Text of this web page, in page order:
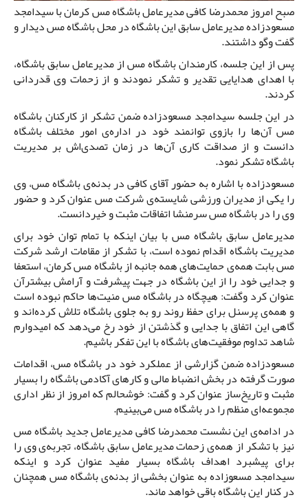
صبح امروز محمدرضا کافی مدیرعامل باشگاه مس کرمان با سیدامجد
مسعودزاده مدیرعامل سابق این باشگاه در محل باشگاه مس دیدار و
گفت وگو داشتند.
پس از این جلسه، کارمندان باشگاه مس از مدیرعامل سابق باشگاه،
با اهدای هدایایی تقدیر و تشکر نمودند و از زحمات وی قدردانی
کردند.
در این جلسه سیدامجد مسعودزاده ضمن تشکر از کارکنان باشگاه
مس آن‌ها را بازوی توانمند خود در اداره‌ی امور مختلف باشگاه
دانست و از صداقت کاری آن‌ها در زمان تصدی‌اش بر مدیریت
باشگاه تشکر نمود.
مسعودزاده با اشاره به حضور آقای کافی در بدنه‌ی باشگاه مس، وی
را یکی از مدیران ورزشی شایسته‌ی شرکت مس عنوان کرد و حضور
وی را در باشگاه مس سرمنشا اتفاقات مثبت و خیردانست.
مدیرعامل سابق باشگاه مس با بیان اینکه با تمام توان خود برای
مدیریت باشگاه اقدام نموده است، با تشکر از مقامات ارشد شرکت
مس بابت همه‌ی حمایت‌های همه‌ جانبه از باشگاه مس کرمان، استعفا
و جدایی خود را از این باشگاه در جهت پیشرفت و آرامش بیشترآن
عنوان کرد وگفت: هیچگاه در باشگاه مس منیت‌ها حاکم نبوده است
و همه‌ی پرسنل برای حفظ روند رو به جلوی باشگاه تلاش کرده‌اند و
گاهی این اتفاق با جدایی و گذشتن از خود رخ می‌دهد که امیدوارم
شاهد تداوم موفقیت‌های باشگاه با این تفکر باشیم.
مسعودزاده ضمن گزارشی از عملکرد خود در باشگاه مس، اقدامات
صورت گرفته در بخش انضباط مالی و کارهای آکادمی باشگاه را بسیار
مثبت و تاریخ‌ساز عنوان کرد و گفت: خوشحالم که امروز از نظر اداری
مجموعه‌ای منظم را در باشگاه مس می‌بینیم.
در ادامه‌ی این نشست محمدرضا کافی مدیرعامل جدید باشگاه مس
نیز با تشکر از همه‌ی زحمات مدیرعامل سابق باشگاه، تجربه‌ی وی را
برای پیشبرد اهداف باشگاه بسیار مفید عنوان کرد و اینکه
سیدامجد مسعوزاده به عنوان بخشی از بدنه‌ی باشگاه مس همچنان
در کنار این باشگاه باقی خواهد ماند.